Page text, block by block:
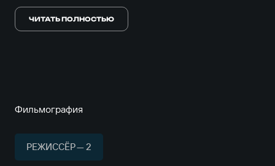
ЧИТАТЬ ПОЛНОСТЬЮ
Фильмография
РЕЖИССЁР — 2